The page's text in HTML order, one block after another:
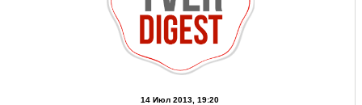
14 Июл 2013, 19:20